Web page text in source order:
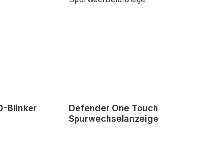
Blinker
Defender One Touch
Spurwechselanzeige